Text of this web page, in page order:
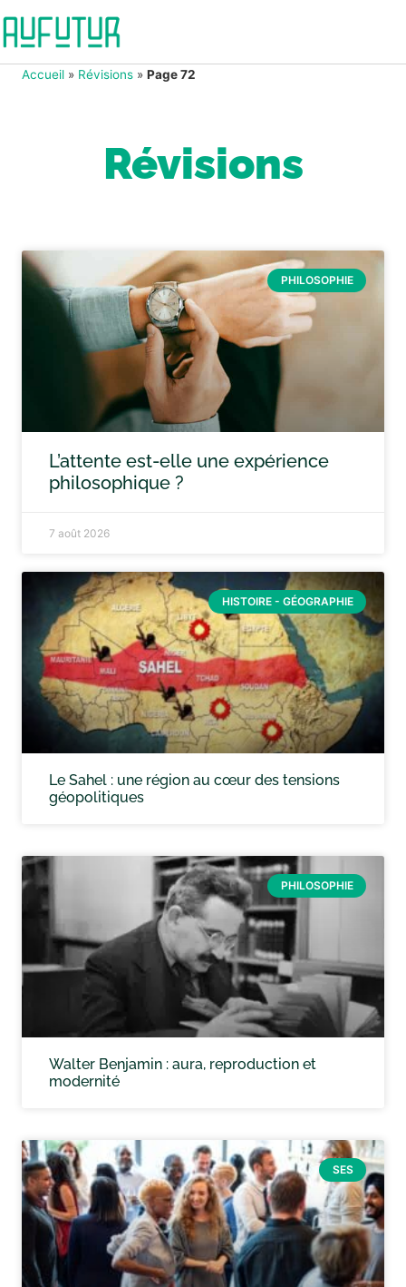
Accueil » Révisions » Page 72
Révisions
PHILOSOPHIE
L’attente est-elle une expérience
philosophique ?
7 août 2026
HISTOIRE - GÉOGRAPHIE
Le Sahel : une région au cœur des tensions
géopolitiques
PHILOSOPHIE
Walter Benjamin : aura, reproduction et
modernité
SES